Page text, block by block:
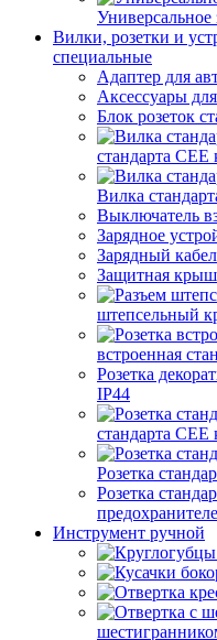
Универсальное
Вилки, розетки и
специальные
Адаптер для
Аксессуары
Блок розеток
стандарта CEE
Вилка
Выключатель
Зарядное
Зарядный
Защитная
штепсельный
встроенная
Розетка
IP44
стандарта СЕЕ
Розетка
Розетка
Инструмент ручной